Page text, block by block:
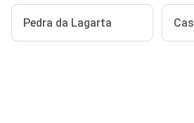
Pedra da Lagarta